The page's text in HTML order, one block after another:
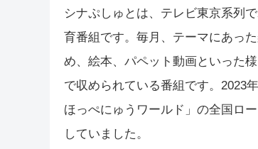
シナぷしゅとは、テレビ東京系列
育番組です。毎月、テーマにあっ
め、絵本、パペット動画といった
で収められている番組です。2023
ほっぺにゅうワールド」の全国ロ
していました。